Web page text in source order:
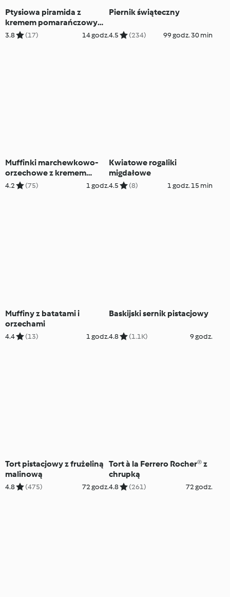
Ptysiowa piramida z
kremem pomarańczowym
(Croquembouche)
3.8 (17) 14 godz.
Piernik świąteczny
4.5 (234) 99 godz. 30 min
Muffinki marchewkowo-
orzechowe z kremem
śmietankowo-cytrynowym
4.2 (75) 1 godz.
Kwiatowe rogaliki
migdałowe
4.5 (8) 1 godz. 15 min
Muffiny z batatami i
orzechami
4.4 (13) 1 godz.
Baskijski sernik pistacjowy
4.8 (1.1K) 9 godz.
Tort pistacjowy z frużeliną
malinową
4.8 (475) 72 godz.
Tort à la Ferrero Rocher® z
chrupką
4.8 (261) 72 godz.